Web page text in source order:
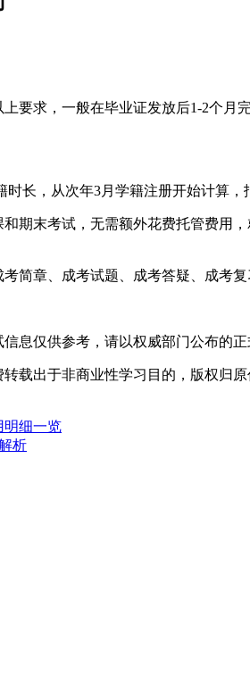
要求，一般在毕业证发放后1-2个月
长，从次年3月学籍注册开始计算
期末考试，无需额外花费托管费用
简章、成考试题、成考答疑、成考
息仅供参考，请以权威部门公布的正
载出于非商业性学习目的，版权
明细一览
析